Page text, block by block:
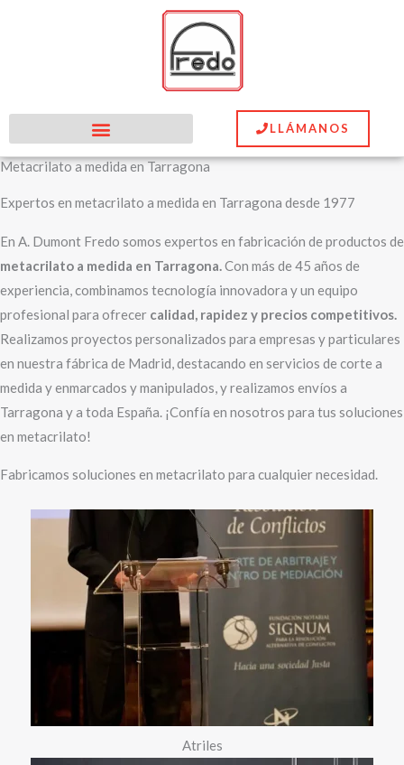
LLÁMANOS
Metacrilato a medida en Tarragona
Expertos en metacrilato a medida en Tarragona desde 1977
En A. Dumont Fredo somos expertos en fabricación de productos de
metacrilato a medida en Tarragona.Con más de 45 años de
experiencia, combinamos tecnología innovadora y un equipo
profesional para ofrecer calidad, rapidez y precios competitivos.
Realizamos proyectos personalizados para empresas y particulares
en nuestra fábrica de Madrid, destacando en servicios de corte a
medida y enmarcados y manipulados, y realizamos envíos a
Tarragona y a toda España. ¡Confía en nosotros para tus soluciones
en metacrilato!
Fabricamos soluciones en metacrilato para cualquier necesidad.
Atriles